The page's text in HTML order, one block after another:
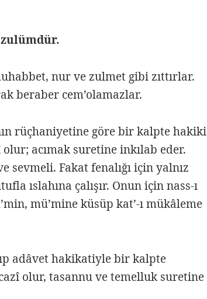
nur ve zulmet gibi zıttırlar.
beraber cem’olamazlar.
rüçhaniyetine göre bir kalpte hakiki
acımak suretine inkılab eder.
sevmeli. Fakat fenalığı için yalnız
ıslahına çalışır. Onun için nass-ı
mü’mine küsüp kat’-ı mükâleme
adâvet hakikatiyle bir kalpte
olur, tasannu ve temelluk suretine